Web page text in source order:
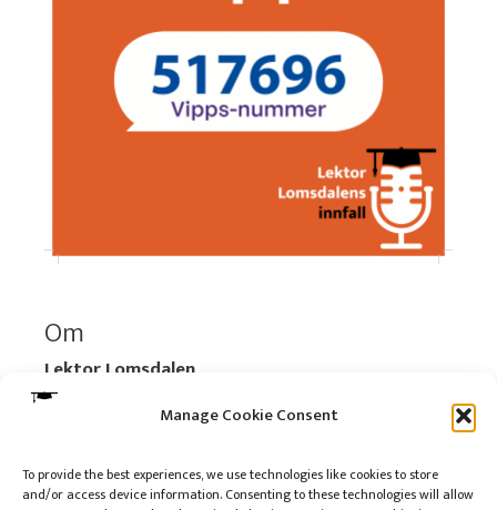
Manage Cookie Consent
To provide the best experiences, we use technologies like cookies to store
and/or access device information. Consenting to these technologies will allow
Om
Lektor Lomsdalen
Organisasjonsnummer:
920 712 312 MVA
Les mer:Om selskapet